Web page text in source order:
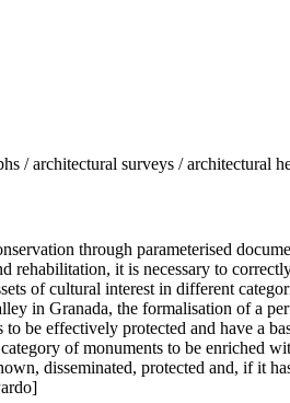
/ architectural surveys / architectural
through parameterised
it is necessary to
of cultural interest in different
in Granada, the formalisation of a
be effectively protected and have a
of monuments to be enriched
disseminated, protected and, if it